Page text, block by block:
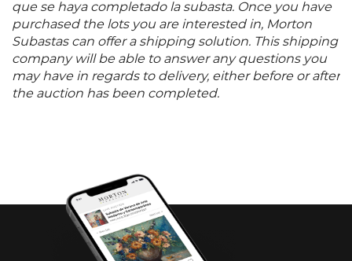
que se haya completado la subasta. Once you have
purchased the lots you are interested in, Morton
Subastas can offer a shipping solution. This shipping
company will be able to answer any questions you
may have in regards to delivery, either before or after
the auction has been completed.